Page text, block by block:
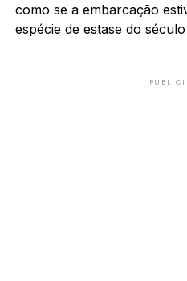
como se a embarcação
espécie de estase do